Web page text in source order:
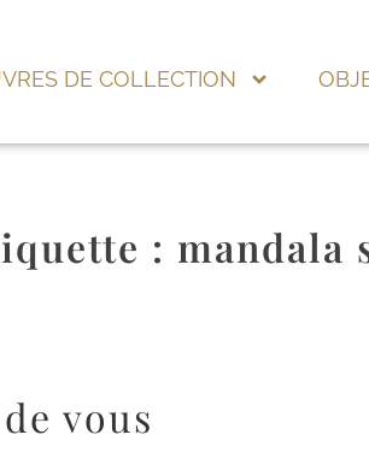
DE COLLECTION
: mandala
vous